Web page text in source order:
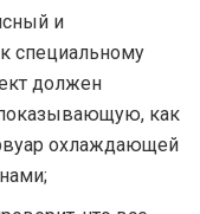
и
специальному
должен
как
охлаждающей